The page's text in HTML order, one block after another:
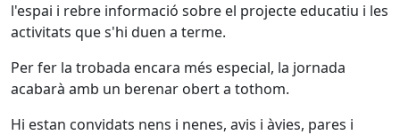
l'espai i rebre informació sobre el projecte educatiu i les
activitats que s'hi duen a terme.
Per fer la trobada encara més especial, la jornada
acabarà amb un berenar obert a tothom.
Hi estan convidats nens i nenes, avis i àvies, pares i